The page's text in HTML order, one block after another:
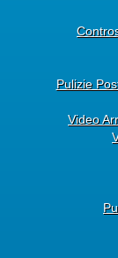
Pulizie
Video